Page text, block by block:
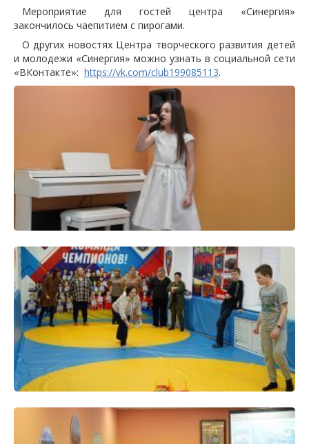
Мероприятие для гостей центра «Синергия»
закончилось чаепитием с пирогами.
О других новостях Центра творческого развития детей
и молодежи «Синергия» можно узнать в социальной сети
«ВКонтакте»: https://vk.com/club199085113.